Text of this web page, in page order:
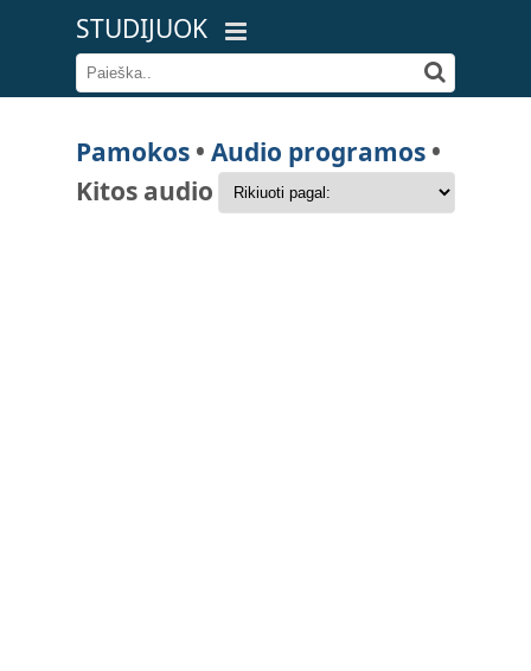
STUDIJUOK
Pamokos • Audio programos •
Kitos audio